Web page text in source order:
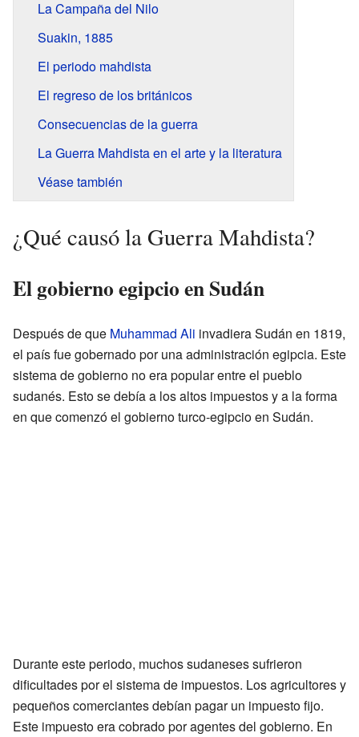
La Campaña del Nilo
Suakin, 1885
El periodo mahdista
El regreso de los británicos
Consecuencias de la guerra
La Guerra Mahdista en el arte y la literatura
Véase también
¿Qué causó la Guerra Mahdista?
El gobierno egipcio en Sudán
Después de que Muhammad Ali invadiera Sudán en 1819,
el país fue gobernado por una administración egipcia. Este
sistema de gobierno no era popular entre el pueblo
sudanés. Esto se debía a los altos impuestos y a la forma
en que comenzó el gobierno turco-egipcio en Sudán.
Durante este periodo, muchos sudaneses sufrieron
dificultades por el sistema de impuestos. Los agricultores y
pequeños comerciantes debían pagar un impuesto fijo.
Este impuesto era cobrado por agentes del gobierno. En